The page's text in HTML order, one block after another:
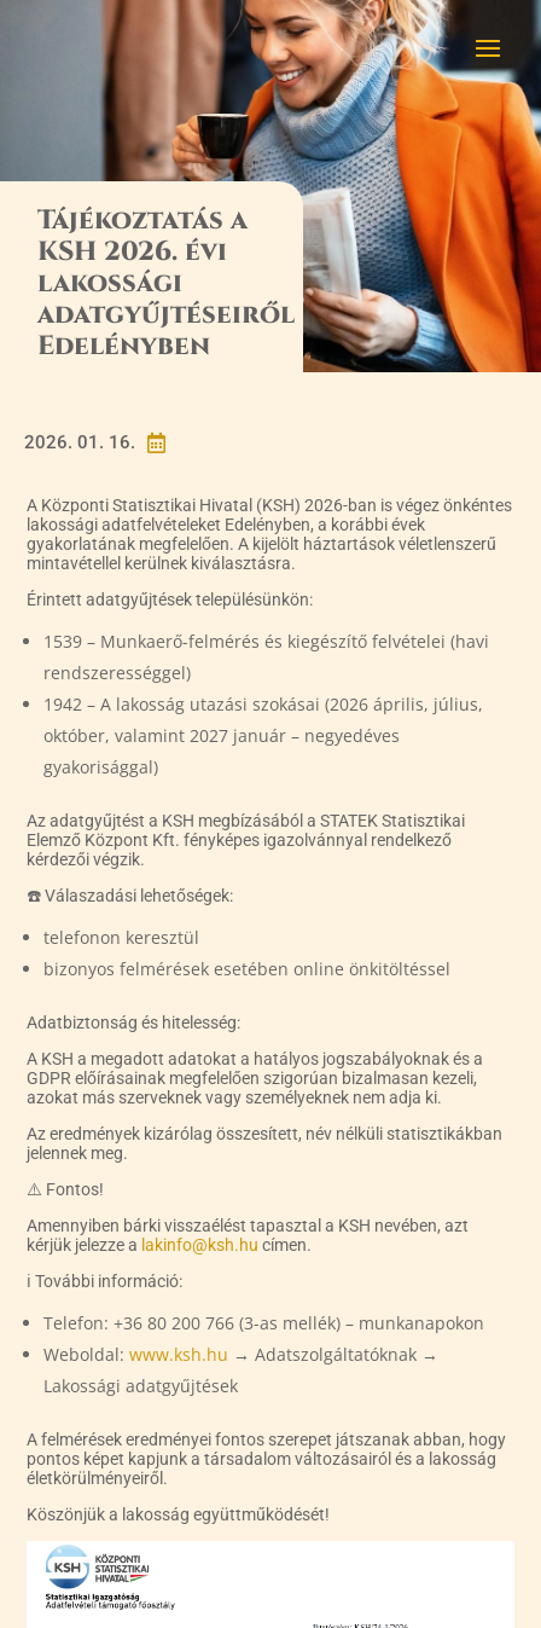
Tájékoztatás a
KSH 2026. évi
lakossági
adatgyűjtéseiről
Edelényben

2026. 01. 16.
A Központi Statisztikai Hivatal (KSH) 2026-ban is végez önkéntes
lakossági adatfelvételeket Edelényben, a korábbi évek
gyakorlatának megfelelően. A kijelölt háztartások véletlenszerű
mintavétellel kerülnek kiválasztásra.
Érintett adatgyűjtések településünkön:
1539 – Munkaerő-felmérés és kiegészítő felvételei (havi
rendszerességgel)
1942 – A lakosság utazási szokásai (2026 április, július,
október, valamint 2027 január – negyedéves
gyakorisággal)
Az adatgyűjtést a KSH megbízásából a STATEK Statisztikai
Elemző Központ Kft. fényképes igazolvánnyal rendelkező
kérdezői végzik.
☎️ Válaszadási lehetőségek:
telefonon keresztül
bizonyos felmérések esetében online önkitöltéssel
Adatbiztonság és hitelesség:
A KSH a megadott adatokat a hatályos jogszabályoknak és a
GDPR előírásainak megfelelően szigorúan bizalmasan kezeli,
azokat más szerveknek vagy személyeknek nem adja ki.
Az eredmények kizárólag összesített, név nélküli statisztikákban
jelennek meg.
⚠️ Fontos!
Amennyiben bárki visszaélést tapasztal a KSH nevében, azt
kérjük jelezze a lakinfo@ksh.hu címen.
ℹ️ További információ:
Telefon: +36 80 200 766 (3-as mellék) – munkanapokon
Weboldal:www.ksh.hu → Adatszolgáltatóknak →
Lakossági adatgyűjtések
A felmérések eredményei fontos szerepet játszanak abban, hogy
pontos képet kapjunk a társadalom változásairól és a lakosság
életkörülményeiről.
Köszönjük a lakosság együttműködését!